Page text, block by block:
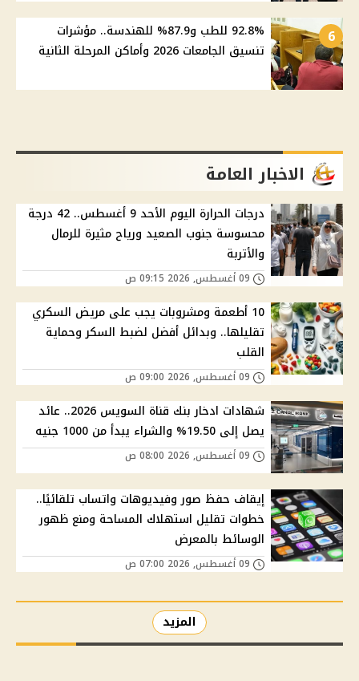
6
92.8% للطب و87.9% للهندسة.. مؤشرات
تنسيق الجامعات 2026 وأماكن المرحلة الثانية
الاخبار العامة
درجات الحرارة اليوم الأحد 9 أغسطس.. 42 درجة
محسوسة جنوب الصعيد ورياح مثيرة للرمال
والأتربة
10 أطعمة ومشروبات يجب على مريض السكري
تقليلها.. وبدائل أفضل لضبط السكر وحماية
القلب
شهادات ادخار بنك قناة السويس 2026.. عائد
يصل إلى 19.50% والشراء يبدأ من 1000 جنيه
إيقاف حفظ صور وفيديوهات واتساب تلقائيًا..
خطوات تقليل استهلاك المساحة ومنع ظهور
الوسائط بالمعرض
المزيد